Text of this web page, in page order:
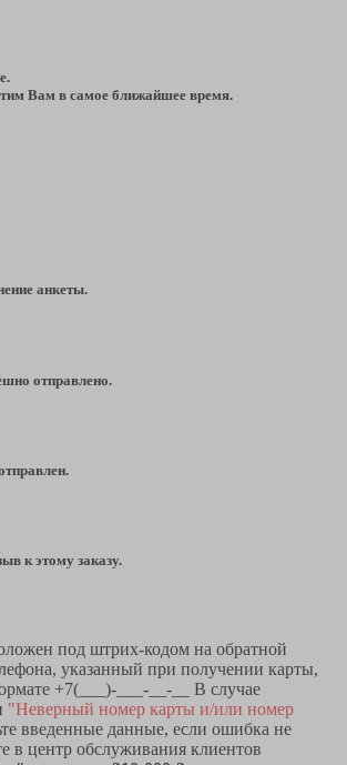
Вам в самое ближайшее время.
анкеты.
отправлено.
к этому заказу.
под штрих-кодом на обратной
указанный при получении карты,
+7(___)-___-__-__ В случае
"Неверный номер карты и/или номер
введенные данные, если ошибка не
в центр обслуживания клиентов